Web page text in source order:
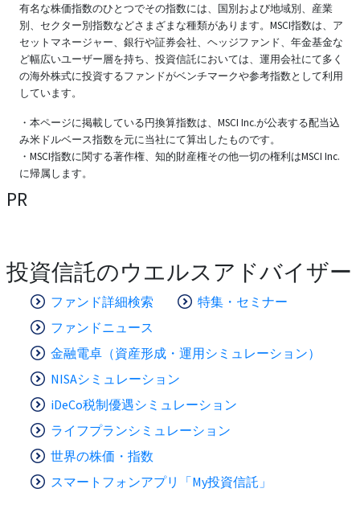
有名な株価指数のひとつでその指数には、国別および地域別、産業
別、セクター別指数などさまざまな種類があります。MSCI指数は、ア
セットマネージャー、銀行や証券会社、ヘッジファンド、年金基金な
ど幅広いユーザー層を持ち、投資信託においては、運用会社にて多く
の海外株式に投資するファンドがベンチマークや参考指数として利用
しています。
・本ページに掲載している円換算指数は、MSCI Inc.が公表する配当込
み米ドルベース指数を元に当社にて算出したものです。
・MSCI指数に関する著作権、知的財産権その他一切の権利はMSCI Inc.
に帰属します。
PR
投資信託のウエルスアドバイザー
ファンド詳細検索
特集・セミナー
ファンドニュース
金融電卓（資産形成・運用シミュレーション）
NISAシミュレーション
iDeCo税制優遇シミュレーション
ライフプランシミュレーション
世界の株価・指数
スマートフォンアプリ「My投資信託」